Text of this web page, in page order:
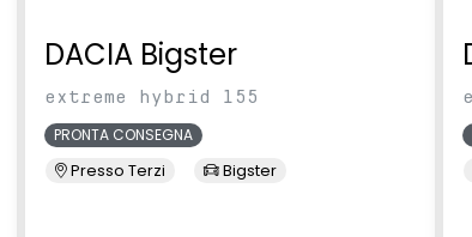
DACIA Bigster
extreme hybrid 155
PRONTA CONSEGNA
Presso Terzi Bigster